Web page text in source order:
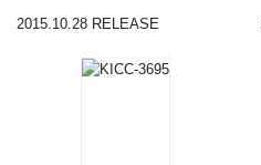
2015.10.28 RELEASE